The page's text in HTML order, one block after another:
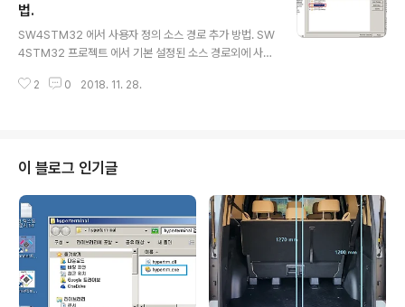
nternal channels ADC3 is connected to 12 exter
nal channels + 4 internal channels –..
법.
SW4STM32 에서 사용자 정의 소스 경로 추가 방법. SW
4STM32 프로젝트 에서 기본 설정된 소스 경로외에 사용
사용자 추가한 LXSL 폴더가 있고 하위에 LXSL_SET0, 1,
적으로 아래 그림 처럼 프로젝트 속성에서 Source Locat
ion 이라는 곳에 LXSL 경로 추가되면된다. 동영상. - 상기
상황예의 설정과정을 보이고 있다. ///1929
2 0 2018. 11. 28.
이 블로그 인기글